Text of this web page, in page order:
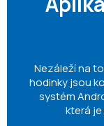
Nezáleží na
hodinky jsou
systém
která